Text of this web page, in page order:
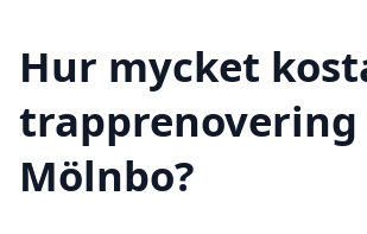
Hur mycket
trapprenovering
Mölnbo?